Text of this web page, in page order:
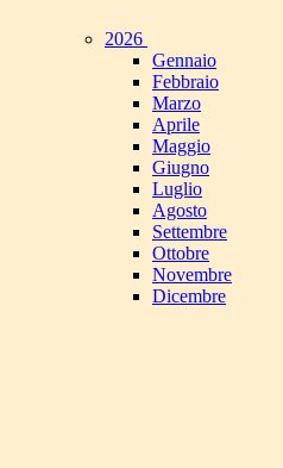
2026
Gennaio
Febbraio
Marzo
Aprile
Maggio
Giugno
Luglio
Agosto
Settembre
Ottobre
Novembre
Dicembre